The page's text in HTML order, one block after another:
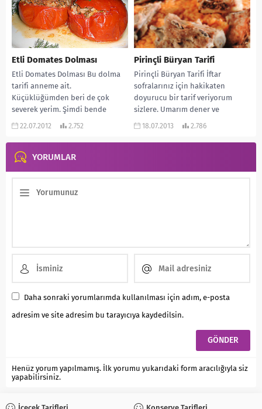
Etli Domates Dolması
Etli Domates Dolması Bu dolma
tarifi anneme ait.
Küçüklüğümden beri de çok
severek yerim. Şimdi bende
çocuklarıma sık sık yapıyorum....
22.07.2012 2.752
Pirinçli Büryan Tarifi
Pirinçli Büryan Tarifi İftar
sofralarınız için hakikaten
doyurucu bir tarif veriyorum
sizlere. Umarım dener ve
beğenirsiniz. Afiyet olsun…
18.07.2013 2.786
YORUMLAR
Daha sonraki yorumlarımda kullanılması için adım, e-posta
adresim ve site adresim bu tarayıcıya kaydedilsin.
Henüz yorum yapılmamış. İlk yorumu yukarıdaki form aracılığıyla siz
yapabilirsiniz.